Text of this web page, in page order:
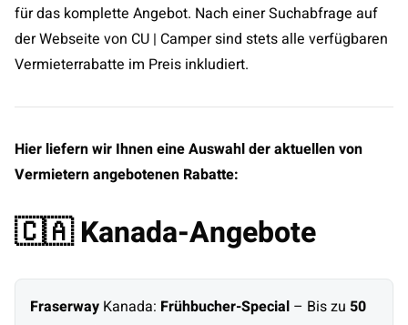
für das komplette Angebot. Nach einer Suchabfrage auf
der Webseite von CU | Camper sind stets alle verfügbaren
Vermieterrabatte im Preis inkludiert.
Hier liefern wir Ihnen eine Auswahl der aktuellen von
Vermietern angebotenen Rabatte:
🇨🇦 Kanada-Angebote
Fraserway Kanada: Frühbucher-Special – Bis zu 50